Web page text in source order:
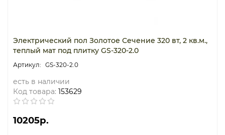
Электрический пол Золотое Сечение 320 вт, 2 кв.м.,
теплый мат под плитку GS-320-2.0
GS-320-2.0
есть в наличии
Код товара: 153629
10205р.